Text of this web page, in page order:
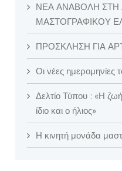
ΝΕΑ ΑΝΑΒΟΛΗ ΣΤΗ
ΜΑΣΤΟΓΡΑΦΙΚΟΥ
ΠΡΟΣΚΛΗΣΗ ΓΙΑ
Οι νέες ημερομηνίες
Δελτίο Τύπου : «Η
ίδιο και ο ήλιος»
Η κινητή μονάδα